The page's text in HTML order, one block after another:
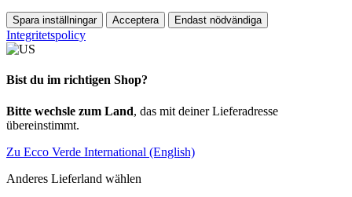
Spara inställningar Acceptera Endast nödvändiga
Integritetspolicy
Bist du im richtigen Shop?
Bitte wechsle zum Land, das mit deiner Lieferadresse
übereinstimmt.
Zu Ecco Verde International (English)
Anderes Lieferland wählen